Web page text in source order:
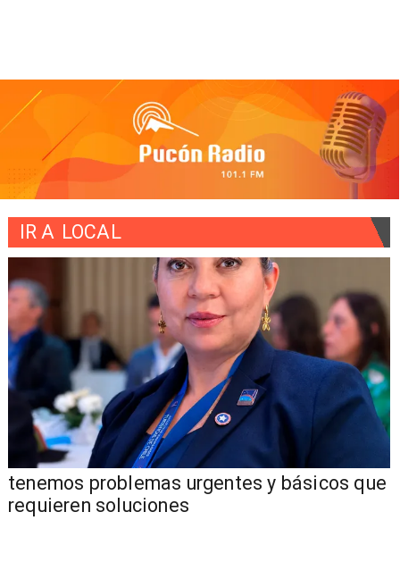
IR A LOCAL
tenemos problemas urgentes y básicos que
requieren soluciones